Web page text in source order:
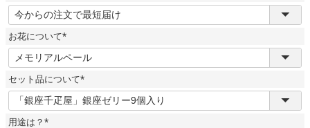
(
必
須
)
お花について
(
必
須
)
セット品について
(
必
須
用途は？